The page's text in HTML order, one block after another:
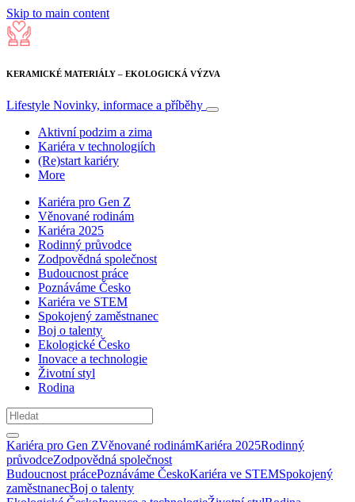
Skip to main content
KERAMICKÉ MATERIÁLY – EKOLOGICKÁ VÝZVA
Lifestyle Novinky, informace a příběhy
Aktivní podzim a zima
Kariéra v technologiích
(Re)start kariéry
More
Kariéra pro Gen Z
Věnované rodinám
Kariéra 2025
Rodinný průvodce
Zodpovědná společnost
Budoucnost práce
Poznáváme Česko
Kariéra ve STEM
Spokojený zaměstnanec
Boj o talenty
Ekologické Česko
Inovace a technologie
Životní styl
Rodina
Kariéra pro Gen ZVěnované rodinámKariéra 2025Rodinný
průvodceZodpovědná společnost
Budoucnost prácePoznáváme ČeskoKariéra ve STEMSpokojený
zaměstnanecBoj o talenty